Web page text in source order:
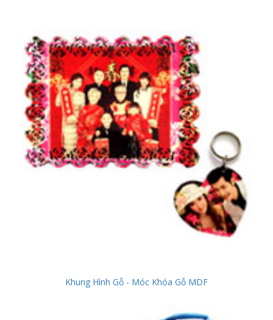
Khung Hình Gỗ - Móc Khóa Gỗ MDF